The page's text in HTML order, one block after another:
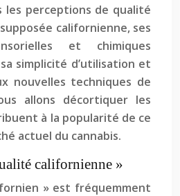
les perceptions de qualité
californienne, ses
et chimiques
simplicité d’utilisation et
nouvelles techniques de
allons décortiquer les
à la popularité de ce
actuel du cannabis.
californienne »
» est fréquemment